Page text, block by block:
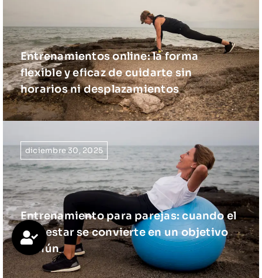
Entrenamientos online: la forma
flexible y eficaz de cuidarte sin
horarios ni desplazamientos
diciembre 30, 2025
Entrenamiento para parejas: cuando el
bienestar se convierte en un objetivo
común